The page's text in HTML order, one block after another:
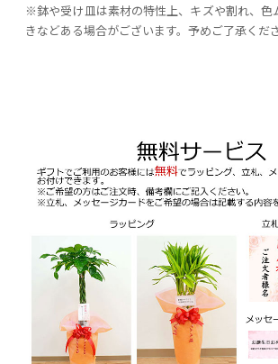
※鉢や受け皿は素材の特性上、キズや割れ、色
きなどある場合がございます。予めご了承くださ